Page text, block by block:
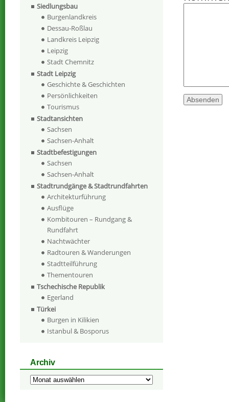
Siedlungsbau
Burgenlandkreis
Dessau-Roßlau
Landkreis Leipzig
Leipzig
Stadt Chemnitz
Stadt Leipzig
Geschichte & Geschichten
Persönlichkeiten
Tourismus
Stadtansichten
Sachsen
Sachsen-Anhalt
Stadtbefestigungen
Sachsen
Sachsen-Anhalt
Stadtrundgänge & Stadtrundfahrten
Architekturführung
Ausflüge
Kombitouren – Rundgang &
Rundfahrt
Nachtwächter
Radtouren & Wanderungen
Stadtteilführung
Thementouren
Tschechische Republik
Egerland
Türkei
Burgen in Kilikien
Istanbul & Bosporus
Archiv
Archiv